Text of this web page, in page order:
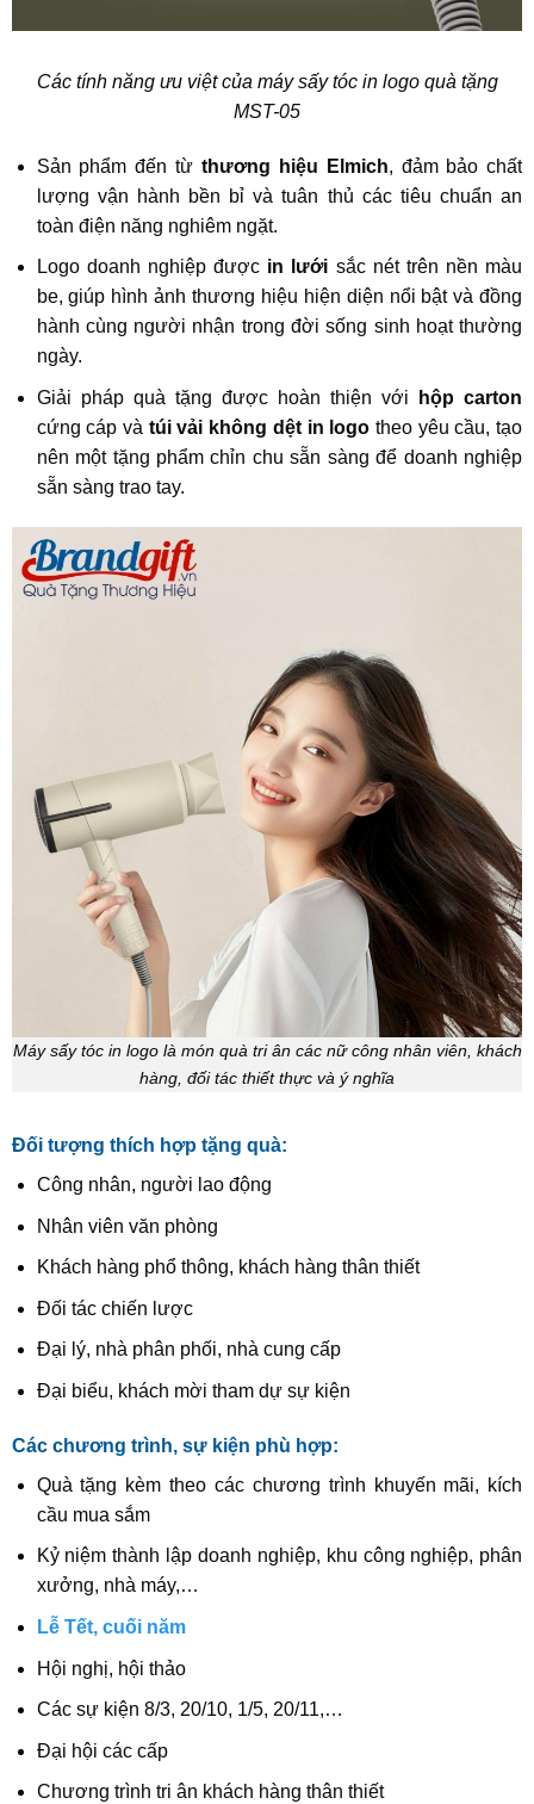
Các tính năng ưu việt của máy sấy tóc in logo quà tặng
MST-05
Sản phẩm đến từ thương hiệu Elmich, đảm bảo chất
lượng vận hành bền bỉ và tuân thủ các tiêu chuẩn an
toàn điện năng nghiêm ngặt.
Logo doanh nghiệp được in lưới sắc nét trên nền màu
be, giúp hình ảnh thương hiệu hiện diện nổi bật và đồng
hành cùng người nhận trong đời sống sinh hoạt thường
ngày.
Giải pháp quà tặng được hoàn thiện với
hộp carton
cứng cáp và túi vải không dệt in logo theo yêu cầu, tạo
nên một tặng phẩm chỉn chu sẵn sàng để doanh nghiệp
sẵn sàng trao tay.
Máy sấy tóc in logo là món quà tri ân các nữ công nhân viên, khách
hàng, đối tác thiết thực và ý nghĩa
Đối tượng thích hợp tặng quà:
Công nhân, người lao động
Nhân viên văn phòng
Khách hàng phổ thông, khách hàng thân thiết
Đối tác chiến lược
Đại lý, nhà phân phối, nhà cung cấp
Đại biểu, khách mời tham dự sự kiện
Các chương trình, sự kiện phù hợp:
Quà tặng kèm theo các chương trình khuyến mãi, kích
cầu mua sắm
Kỷ niệm thành lập doanh nghiệp, khu công nghiệp, phân
xưởng, nhà máy,…
Lễ Tết, cuối năm
Hội nghị, hội thảo
Các sự kiện 8/3, 20/10, 1/5, 20/11,…
Đại hội các cấp
Chương trình tri ân khách hàng thân thiết